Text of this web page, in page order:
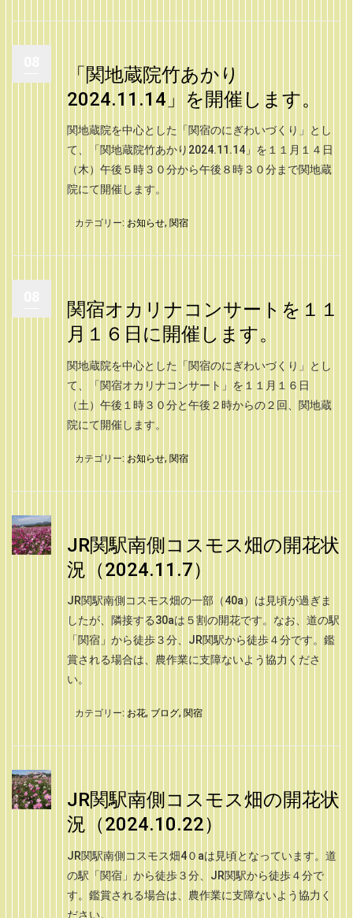
「関地蔵院竹あかり
2024.11.14」を開催します。
関地蔵院を中心とした「関宿のにぎわいづくり」とし
て、「関地蔵院竹あかり2024.11.14」を１１月１４日
（木）午後５時３０分から午後８時３０分まで関地蔵
院にて開催します。
カテゴリー: お知らせ, 関宿
関宿オカリナコンサートを１１
月１６日に開催します。
関地蔵院を中心とした「関宿のにぎわいづくり」とし
て、「関宿オカリナコンサート」を１１月１６日
（土）午後１時３０分と午後２時からの２回、関地蔵
院にて開催します。
カテゴリー: お知らせ, 関宿
JR関駅南側コスモス畑の開花状
況（2024.11.7）
JR関駅南側コスモス畑の一部（40a）は見頃が過ぎま
したが、隣接する30aは５割の開花です。なお、道の駅
「関宿」から徒歩３分、JR関駅から徒歩４分です。鑑
賞される場合は、農作業に支障ないよう協力くださ
い。
カテゴリー: お花, ブログ, 関宿
JR関駅南側コスモス畑の開花状
況（2024.10.22）
JR関駅南側コスモス畑4０aは見頃となっています。道
の駅「関宿」から徒歩３分、JR関駅から徒歩４分で
す。鑑賞される場合は、農作業に支障ないよう協力く
ださい。